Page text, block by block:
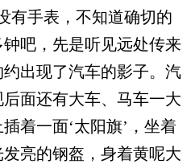
有手表，不知道确切的
吧，先是听见远处传来
出现了汽车的影子。汽
面还有大车、马车一大
着一面‘太阳旗’，坐着
亮的钢盔，身着黄呢大